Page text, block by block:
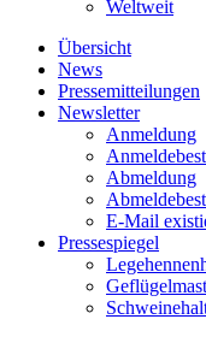
Weltweit
Übersicht
News
Pressemitteilungen
Newsletter
Anmeldung
Abmeldung
E-Mail
Pressespiegel
Geflügelmast